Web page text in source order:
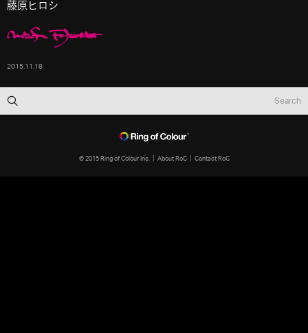
藤原ヒロシ
2015.11.18
© 2015 Ring of Colour Inc. About RoC Contact RoC